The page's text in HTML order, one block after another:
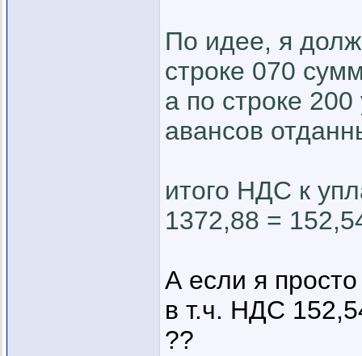
По идее, я
строке 070
а по строке
авансов
итого НДС к
1372,88 =
А если я
в т.ч. НДС
??